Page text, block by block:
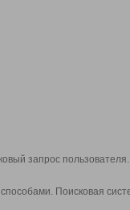
запрос
Поисковая